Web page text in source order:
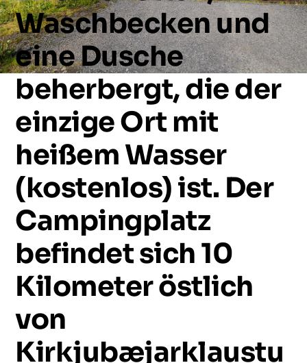
Waschbeckenund
eineDusche
beherbergt,dieder
einzigeOrt mit
heißemWasser
(kostenlos)ist. Der
Campingplatz
befindetsich10
Kilometeröstlich
von
Kirkjubæjarklaustu